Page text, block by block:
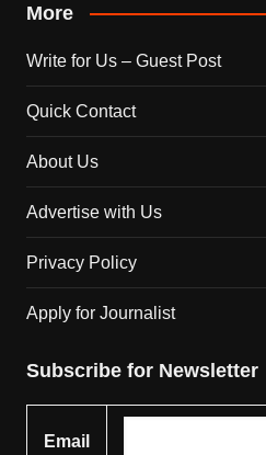
More
Write for Us – Guest Post
Quick Contact
About Us
Advertise with Us
Privacy Policy
Apply for Journalist
Subscribe for Newsletter
Email